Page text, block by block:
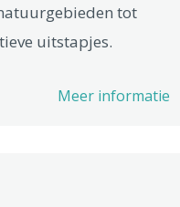
tot
uitstapjes.
Meer informatie